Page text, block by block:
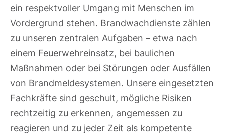
ein respektvoller Umgang mit Menschen im
Vordergrund stehen. Brandwachdienste zählen
zu unseren zentralen Aufgaben – etwa nach
einem Feuerwehreinsatz, bei baulichen
Maßnahmen oder bei Störungen oder Ausfällen
von Brandmeldesystemen. Unsere eingesetzten
Fachkräfte sind geschult, mögliche Risiken
rechtzeitig zu erkennen, angemessen zu
reagieren und zu jeder Zeit als kompetente